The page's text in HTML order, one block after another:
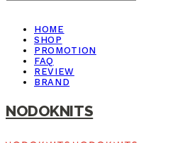
HOME
SHOP
PROMOTION
FAQ
REVIEW
BRAND
NODOKNITS